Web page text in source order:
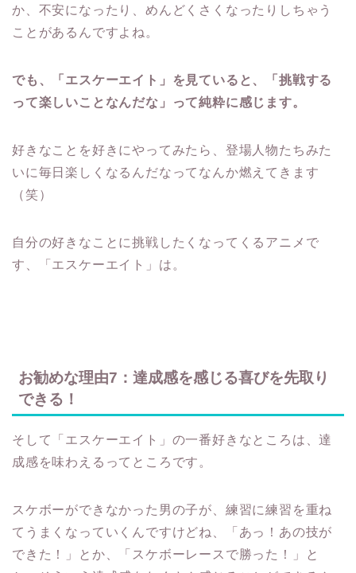
か、不安になったり、めんどくさくなったりしちゃう
ことがあるんですよね。
でも、「エスケーエイト」を見ていると、「挑戦する
って楽しいことなんだな」って純粋に感じます。
好きなことを好きにやってみたら、登場人物たちみた
いに毎日楽しくなるんだなってなんか燃えてきます
（笑）
自分の好きなことに挑戦したくなってくるアニメで
す、「エスケーエイト」は。
お勧めな理由7：達成感を感じる喜びを先取り
できる！
そして「エスケーエイト」の一番好きなところは、達
成感を味わえるってところです。
スケボーができなかった男の子が、練習に練習を重ね
てうまくなっていくんですけどね、「あっ！あの技が
できた！」とか、「スケボーレースで勝った！」と